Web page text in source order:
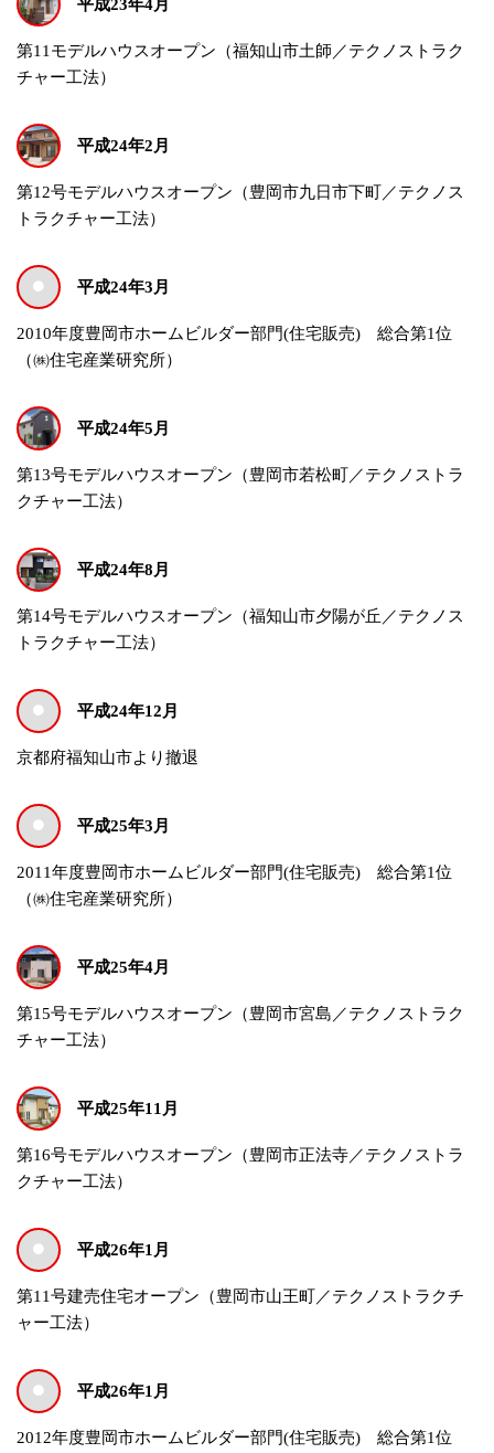
平成23年4月
第11モデルハウスオープン（福知山市土師／テクノストラク
チャー工法）
平成24年2月
第12号モデルハウスオープン（豊岡市九日市下町／テクノス
トラクチャー工法）
平成24年3月
2010年度豊岡市ホームビルダー部門(住宅販売) 総合第1位
（㈱住宅産業研究所）
平成24年5月
第13号モデルハウスオープン（豊岡市若松町／テクノストラ
クチャー工法）
平成24年8月
第14号モデルハウスオープン（福知山市夕陽が丘／テクノス
トラクチャー工法）
平成24年12月
京都府福知山市より撤退
平成25年3月
2011年度豊岡市ホームビルダー部門(住宅販売) 総合第1位
（㈱住宅産業研究所）
平成25年4月
第15号モデルハウスオープン（豊岡市宮島／テクノストラク
チャー工法）
平成25年11月
第16号モデルハウスオープン（豊岡市正法寺／テクノストラ
クチャー工法）
平成26年1月
第11号建売住宅オープン（豊岡市山王町／テクノストラクチ
ャー工法）
平成26年1月
2012年度豊岡市ホームビルダー部門(住宅販売) 総合第1位